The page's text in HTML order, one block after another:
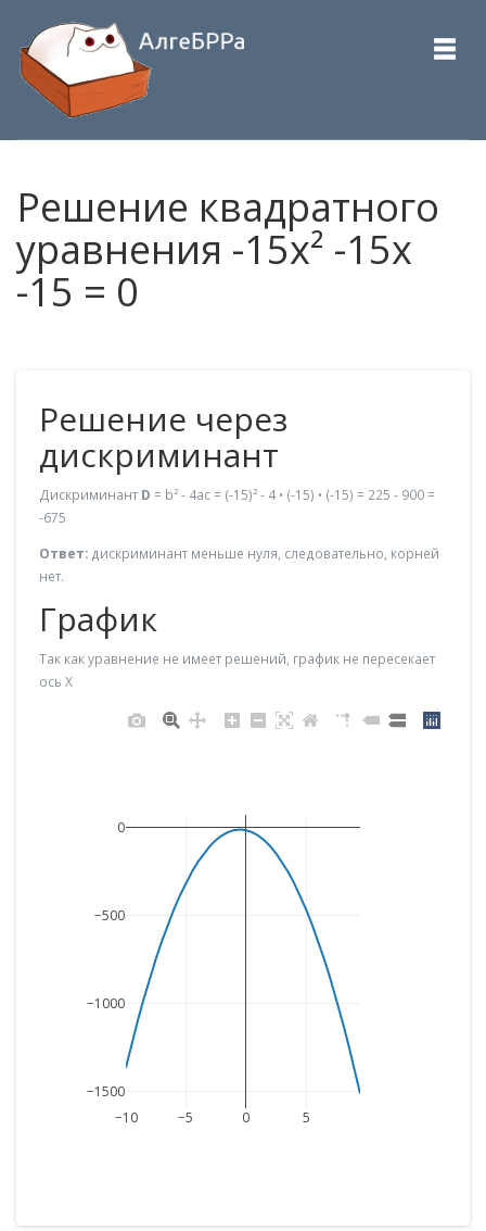
Решение квадратного
уравнения -15x² -15x
-15 = 0
Решение через
дискриминант
Дискриминант D = b² - 4ac = (-15)² - 4 • (-15) • (-15) = 225 - 900 =
-675
Ответ: дискриминант меньше нуля, следовательно, корней
нет.
График
Так как уравнение не имеет решений, график не пересекает
ось X
−10 −5 0 5
−1500
−1000
−500
0